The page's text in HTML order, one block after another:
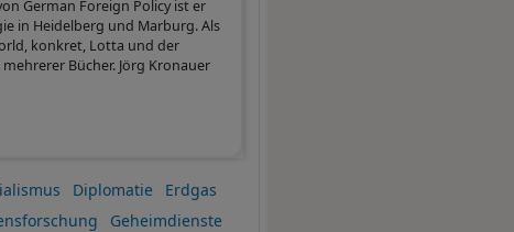
German Foreign Policy ist er
in Heidelberg und Marburg. Als
konkret, Lotta und der
Bücher. Jörg Kronauer
Diplomatie
Erdgas
Geheimdienste